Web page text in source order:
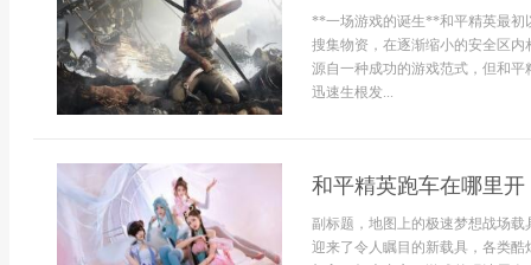
**一场游戏的诞生**和平精英最初
搜集物资，在逐渐缩小的安全区
源自一种成功的游戏范式，但和
迅速生根发...
和平精英跑车在哪里
副标题，地图上的极速梦想战场
迎来了令人瞩目的新载具，各类